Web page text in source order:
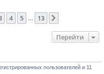
из 13
4 5 13
Перейти
пользователей и 11